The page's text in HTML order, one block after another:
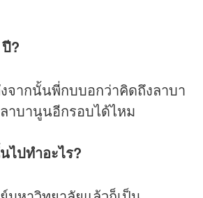
?
จากนั้นพี่กบบอกว่าคิดถึงลาบา
าบานูนอีกรอบได้ไหม
ไปทำอะไร?